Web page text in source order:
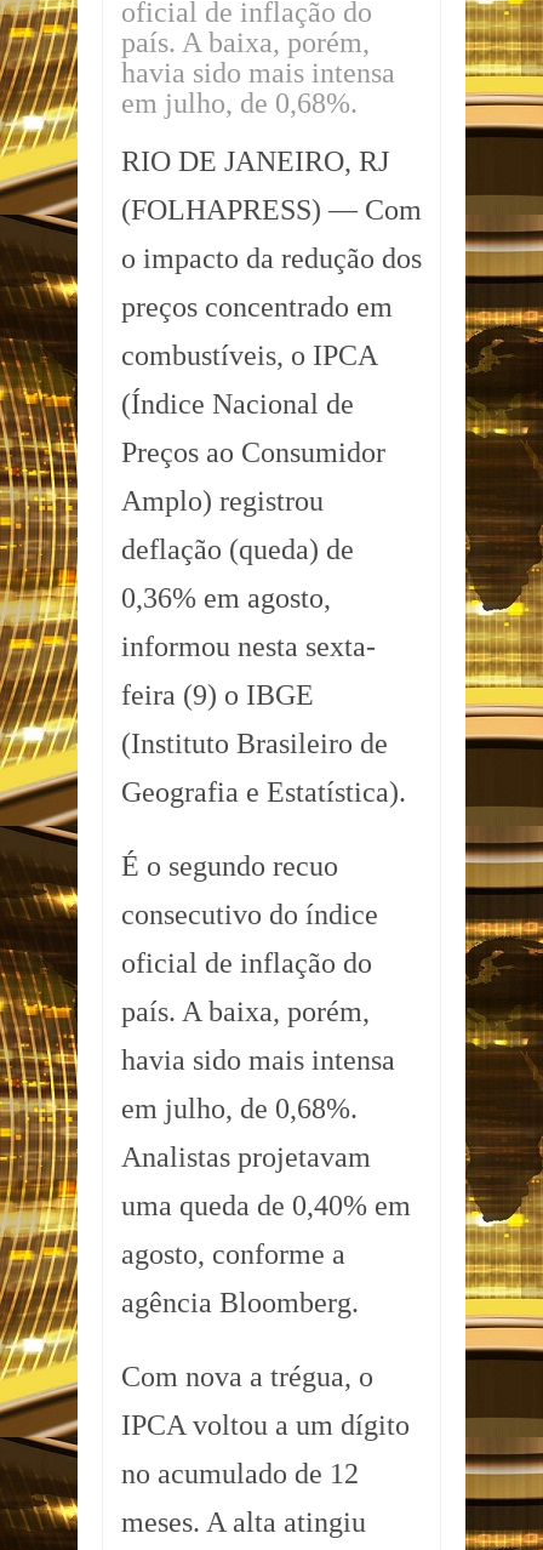
oficial de inflação do
país. A baixa, porém,
havia sido mais intensa
em julho, de 0,68%.
RIO DE JANEIRO, RJ
(FOLHAPRESS) — Com
o impacto da redução dos
preços concentrado em
combustíveis, o IPCA
(Índice Nacional de
Preços ao Consumidor
Amplo) registrou
deflação (queda) de
0,36% em agosto,
informou nesta sexta-
feira (9) o IBGE
(Instituto Brasileiro de
Geografia e Estatística).
É o segundo recuo
consecutivo do índice
oficial de inflação do
país. A baixa, porém,
havia sido mais intensa
em julho, de 0,68%.
Analistas projetavam
uma queda de 0,40% em
agosto, conforme a
agência Bloomberg.
Com nova a trégua, o
IPCA voltou a um dígito
no acumulado de 12
meses. A alta atingiu